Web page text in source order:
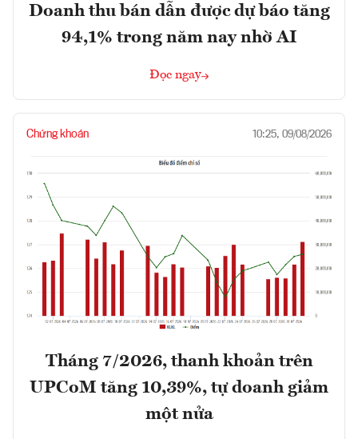
Doanh thu bán dẫn được dự báo tăng
94,1% trong năm nay nhờ AI
Đọc ngay
Chứng khoán 10:25, 09/08/2026
Tháng 7/2026, thanh khoản trên
UPCoM tăng 10,39%, tự doanh giảm
một nửa